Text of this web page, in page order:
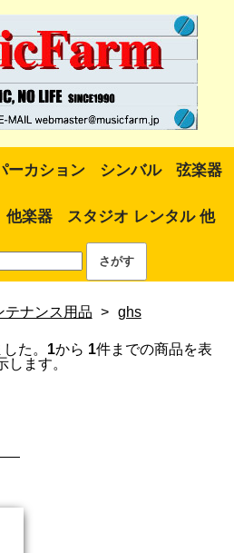
ーカション シンバル 弦楽器
他楽器 スタジオ レンタル 他
テナンス用品 > ghs
た。 1から 1件までの商品を表
します。